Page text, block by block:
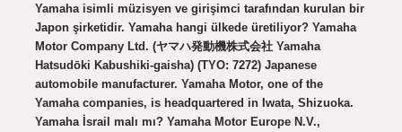
Yamaha isimli müzisyen ve girişimci tarafından kurulan bir
Japon şirketidir. Yamaha hangi ülkede üretiliyor? Yamaha
Motor Company Ltd. (ヤマハ発動機株式会社 Yamaha
Hatsudōki Kabushiki-gaisha) (TYO: 7272) Japanese
automobile manufacturer. Yamaha Motor, one of the
Yamaha companies, is headquartered in Iwata, Shizuoka.
Yamaha İsrail malı mı? Yamaha Motor Europe N.V.,